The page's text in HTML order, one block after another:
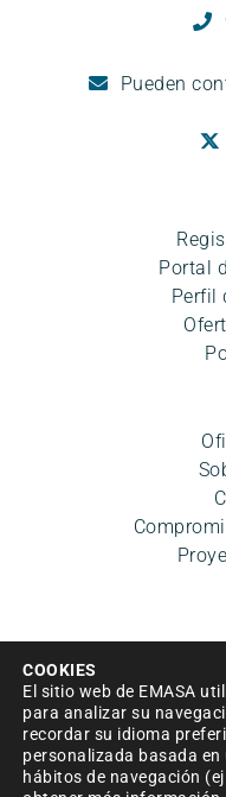
Pueden
Portal
Perfil
Aviso legal|Política
|Accesibilidad|
COOKIES
El sitio web de EMASA
para analizar su
recordar su idioma
personalizada basada
hábitos de navegación